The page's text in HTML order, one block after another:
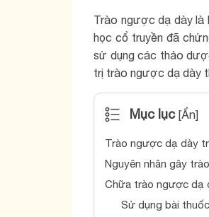
Trào ngược dạ dày là
học cổ truyền đã
sử dụng các thảo
trị trào ngược dạ dày
Mục lục [Ẩn]
Trào ngược dạ dày
Nguyên nhân gây
Chữa trào ngược dạ
Sử dụng bài